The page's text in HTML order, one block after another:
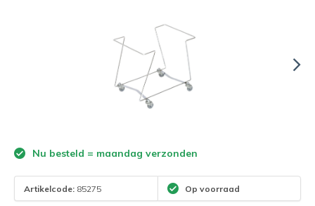
Nu besteld = maandag verzonden
Artikelcode: 85275 Op voorraad